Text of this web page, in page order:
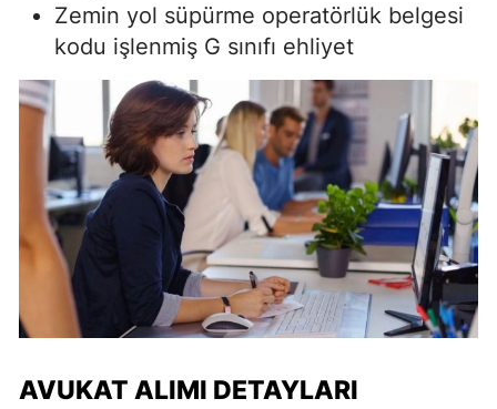
Zemin yol süpürme operatörlük belgesi
kodu işlenmiş G sınıfı ehliyet
AVUKAT ALIMI DETAYLARI